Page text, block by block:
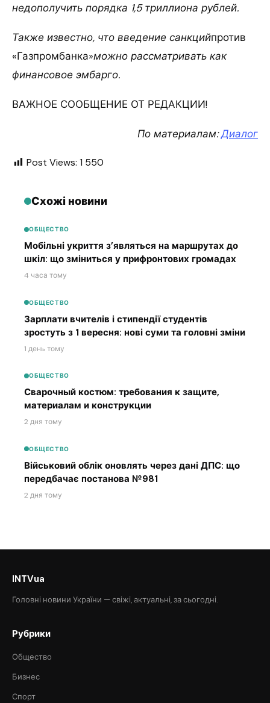
недополучить порядка 1,5 триллиона рублей.
Также известно, что введение санкцийпротив
«Газпромбанка»можно рассматривать как
финансовое эмбарго.
ВАЖНОЕ СООБЩЕНИЕ ОТ РЕДАКЦИИ!
По материалам:Диалог
Post Views: 1 550
Схожі новини
ОБЩЕСТВО
Мобільні укриття з’являться на маршрутах до
шкіл: що зміниться у прифронтових громадах
4 часа тому
ОБЩЕСТВО
Зарплати вчителів і стипендії студентів
зростуть з 1 вересня: нові суми та головні зміни
1 день тому
ОБЩЕСТВО
Сварочный костюм: требования к защите,
материалам и конструкции
2 дня тому
ОБЩЕСТВО
Військовий облік оновлять через дані ДПС: що
передбачає постанова №981
2 дня тому
INTVua
Головні новини України — свіжі, актуальні, за сьогодні.
Рубрики
Общество
Бизнес
Спорт